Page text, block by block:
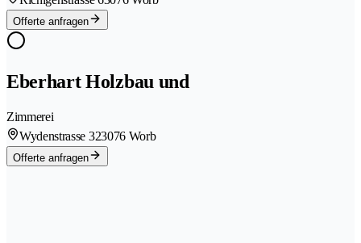
Offerte anfragen
Eberhart Holzbau und
Zimmerei
Wydenstrasse 323076 Worb
Offerte anfragen